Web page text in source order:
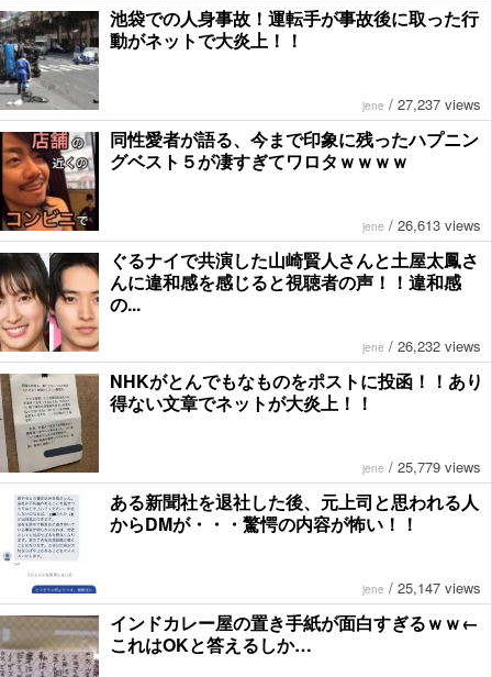
池袋での人身事故！運転手が事故後に取った行
動がネットで大炎上！！
jene / 27,237 views
同性愛者が語る、今まで印象に残ったハプニン
グベスト５が凄すぎてワロタｗｗｗｗ
jene / 26,613 views
ぐるナイで共演した山崎賢人さんと土屋太鳳さ
んに違和感を感じると視聴者の声！！違和感
の...
jene / 26,232 views
NHKがとんでもなものをポストに投函！！あり
得ない文章でネットが大炎上！！
jene / 25,779 views
ある新聞社を退社した後、元上司と思われる人
からDMが・・・驚愕の内容が怖い！！
jene / 25,147 views
インドカレー屋の置き手紙が面白すぎるｗｗ←
これはOKと答えるしか…